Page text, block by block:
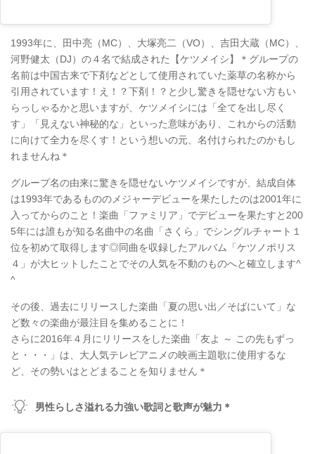
1993年に、田中亮（MC）、大塚亮二（VO）、吉田大蔵（MC）、
河野健太（DJ）の４名で結成された【ケツメイシ】＊グループの
名前は中国古来で下剤などとして使用されていた薬草の名称から
引用されています！え！？下剤！？と少し驚きを隠せない方もい
らっしゃるかと思いますが、ケツメイシには「全てを出し尽く
す」「見えない神秘的な」といった意味があり、これからの活動
に向けて全力を尽くす！という想いの元、名付けられたのかもし
れませんね＊
グループ名の由来に驚きを隠せないケツメイシですが、結成自体
は1993年であるもののメジャーデビューを果たしたのは2001年に
入ってからのこと！楽曲「ファミリア」でデビューを果たすと200
5年には誰もが知る名曲中の名曲「さくら」でシングルチャート１
位を初めて取得します◎同曲を収録したアルバム「ケツノポリス
４」が大ヒットしたことでその人気を不動のものへと確立します^
^
その後、過去にリリースした楽曲「夏の思い出／そばにいて」な
ど数々の楽曲が最注目を集めることに！
さらに2016年４月にリリースをした楽曲「友よ ～ この先もずっ
と・・・」は、大人気テレビアニメの映画主題歌に使用するな
ど、その勢いはとどまることを知りません＊
男性らしさ溢れる力強い歌詞と歌声が魅力＊